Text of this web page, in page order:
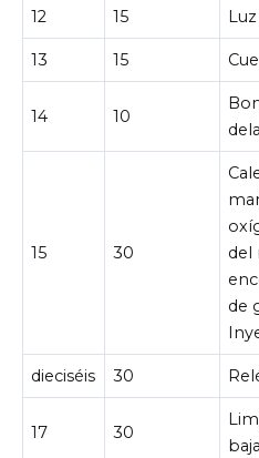
12 15
13 15
14 10
15 30
del
de
dieciséis 30
17 30